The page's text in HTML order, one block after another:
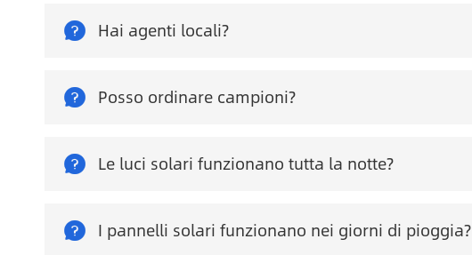
 Hai agenti locali?
 Posso ordinare campioni?
 Le luci solari funzionano tutta la notte?
 I pannelli solari funzionano nei giorni di pioggia?